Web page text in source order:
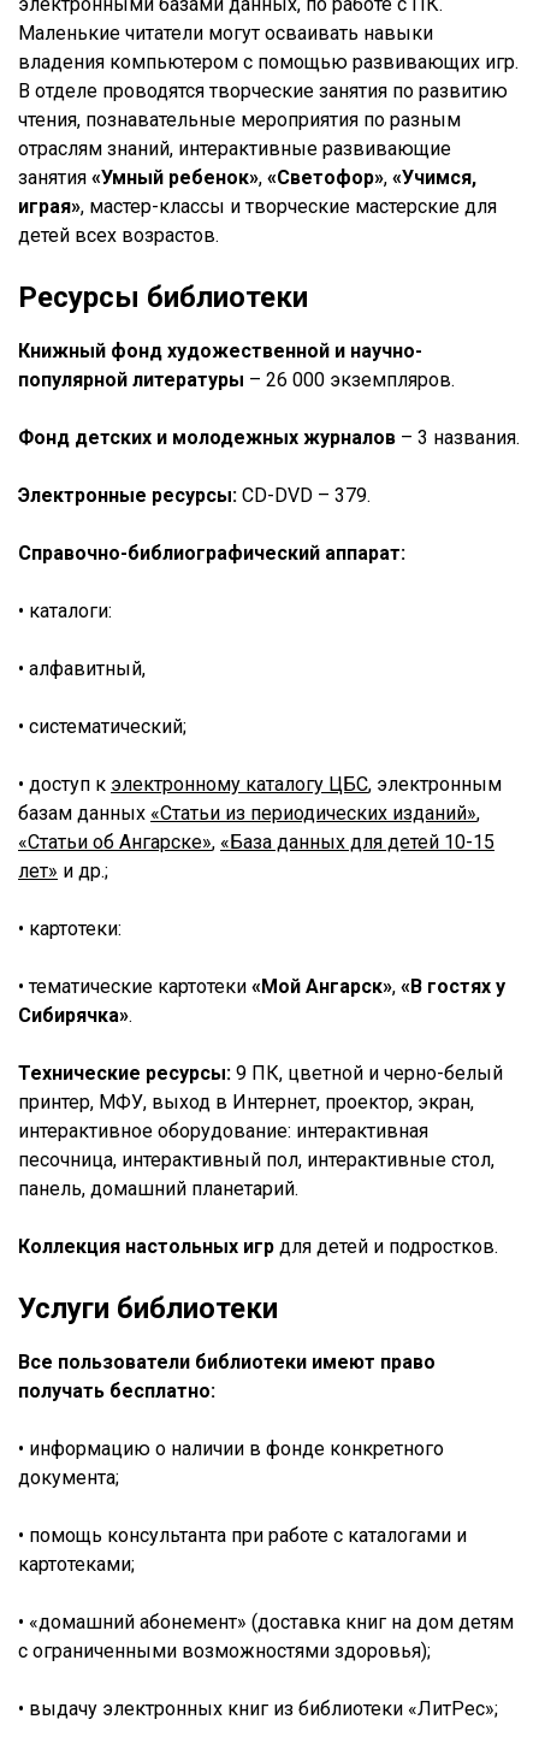
Маленькие читатели могут осваивать навыки
владения компьютером с помощью развивающих игр.
В отделе проводятся творческие занятия по развитию
чтения, познавательные мероприятия по разным
отраслям знаний, интерактивные развивающие
занятия «Умный ребенок», «Светофор», «Учимся,
играя», мастер-классы и творческие мастерские для
детей всех возрастов.
Ресурсы библиотеки
Книжный фонд художественной и научно-
популярной литературы – 26 000 экземпляров.
Фонд детских и молодежных журналов – 3 названия.
Электронные ресурсы: CD-DVD – 379.
Справочно-библиографический аппарат:
• каталоги:
• алфавитный,
• систематический;
• доступ к электронному каталогу ЦБС, электронным
базам данных «Статьи из периодических изданий»,
«Статьи об Ангарске», «База данных для детей 10-15
лет» и др.;
• картотеки:
• тематические картотеки «Мой Ангарск», «В гостях у
Сибирячка».
Технические ресурсы: 9 ПК, цветной и черно-белый
принтер, МФУ, выход в Интернет, проектор, экран,
интерактивное оборудование: интерактивная
песочница, интерактивный пол, интерактивные стол,
панель, домашний планетарий.
Коллекция настольных игр для детей и подростков.
Услуги библиотеки
Все пользователи библиотеки имеют право
получать бесплатно:
• информацию о наличии в фонде конкретного
документа;
• помощь консультанта при работе с каталогами и
картотеками;
• «домашний абонемент» (доставка книг на дом детям
с ограниченными возможностями здоровья);
• выдачу электронных книг из библиотеки «ЛитРес»;